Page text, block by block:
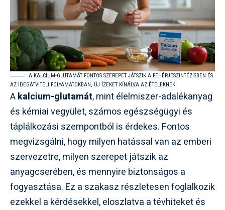
A KALCIUM-GLUTAMÁT FONTOS SZEREPET JÁTSZIK A FEHÉRJESZINTÉZISBEN ÉS
AZ IDEGÁTVITELI FOLYAMATOKBAN, ÚJ ÍZEKET KÍNÁLVA AZ ÉTELEKNEK.
Akalcium-glutamát, mint élelmiszer-adalékanyag
és kémiai vegyület, számos egészségügyi és
táplálkozási szempontból is érdekes. Fontos
megvizsgálni, hogy milyen hatással van az emberi
szervezetre, milyen szerepet játszik az
anyagcserében, és mennyire biztonságos a
fogyasztása. Ez a szakasz részletesen foglalkozik
ezekkel a kérdésekkel, eloszlatva a tévhiteket és